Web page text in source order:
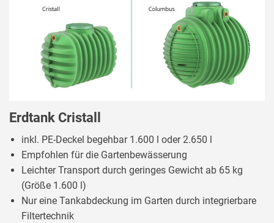
Erdtank Cristall
inkl. PE-Deckel begehbar 1.600 l oder 2.650 l
Empfohlen für die Gartenbewässerung
Leichter Transport durch geringes Gewicht ab 65 kg
(Größe 1.600 l)
Nur eine Tankabdeckung im Garten durch integrierbare
Filtertechnik